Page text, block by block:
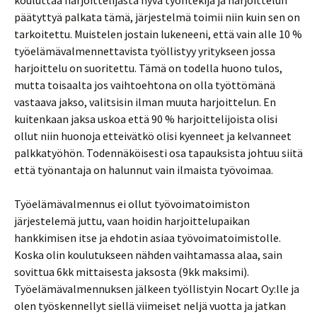
päätyttyä palkata tämä, järjestelmä toimii niin kuin sen on
tarkoitettu. Muistelen jostain lukeneeni, että vain alle 10 %
työelämävalmennettavista työllistyy yritykseen jossa
harjoittelu on suoritettu. Tämä on todella huono tulos,
mutta toisaalta jos vaihtoehtona on olla työttömänä
vastaava jakso, valitsisin ilman muuta harjoittelun. En
kuitenkaan jaksa uskoa että 90 % harjoittelijoista olisi
ollut niin huonoja etteivätkö olisi kyenneet ja kelvanneet
palkkatyöhön. Todennäköisesti osa tapauksista johtuu siitä
että työnantaja on halunnut vain ilmaista työvoimaa.
Työelämävalmennus ei ollut työvoimatoimiston
järjestelemä juttu, vaan hoidin harjoittelupaikan
hankkimisen itse ja ehdotin asiaa työvoimatoimistolle.
Koska olin koulutukseen nähden vaihtamassa alaa, sain
sovittua 6kk mittaisesta jaksosta (9kk maksimi).
Työelämävalmennuksen jälkeen työllistyin Nocart Oy:lle ja
olen työskennellyt siellä viimeiset neljä vuotta ja jatkan